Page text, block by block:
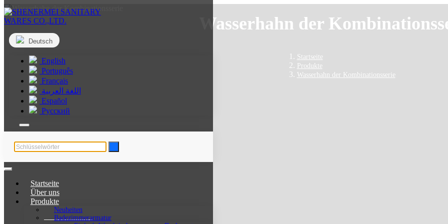
Deutsch
English
Português
Français
اللغة العربية
Español
Русский
Startseite
Über uns
Produkte
Neuheiten
Badezimmerarmatur
Wasserhahn der
Startseite
Produkte
Wasserhahn der Kombinationsserie